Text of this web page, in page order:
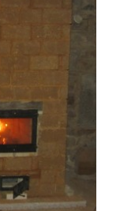
banc
73340